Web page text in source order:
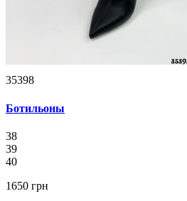
35398
Ботильоны
38
39
40
1650 грн